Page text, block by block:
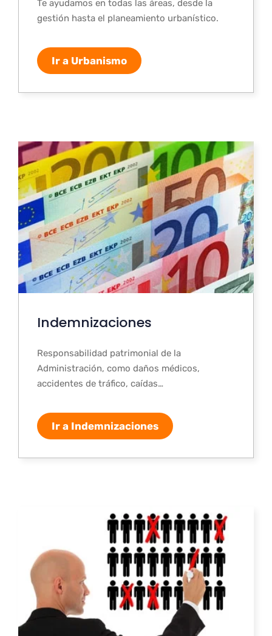
Te ayudamos en todas las áreas, desde la
gestión hasta el planeamiento urbanístico.
Ir a Urbanismo
Indemnizaciones
Responsabilidad patrimonial de la
Administración, como daños médicos,
accidentes de tráfico, caídas…
Ir a Indemnizaciones